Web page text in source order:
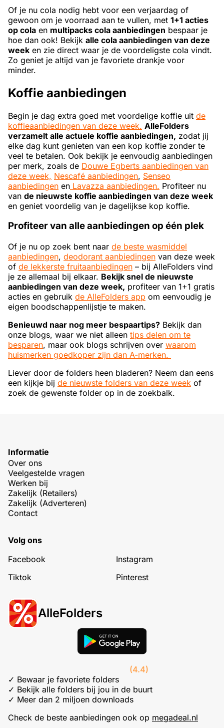
Of je nu cola nodig hebt voor een verjaardag of
gewoon om je voorraad aan te vullen, met 1+1 acties
op cola en multipacks cola aanbiedingen bespaar je
hoe dan ook! Bekijk alle cola aanbiedingen van deze
week en zie direct waar je de voordeligste cola vindt.
Zo geniet je altijd van je favoriete drankje voor
minder.
Koffie aanbiedingen
Begin je dag extra goed met voordelige koffie uit de
koffieaanbiedingen van deze week. AlleFolders
verzamelt alle actuele koffie aanbiedingen, zodat jij
elke dag kunt genieten van een kop koffie zonder te
veel te betalen. Ook bekijk je eenvoudig aanbiedingen
per merk, zoals de Douwe Egberts aanbiedingen van
deze week, Nescafé aanbiedingen, Senseo
aanbiedingen en Lavazza aanbiedingen. Profiteer nu
van de nieuwste koffie aanbiedingen van deze week
en geniet voordelig van je dagelijkse kop koffie.
Profiteer van alle aanbiedingen op één plek
Of je nu op zoek bent naar de beste wasmiddel
aanbiedingen, deodorant aanbiedingen van deze week
of de lekkerste fruitaanbiedingen – bij AlleFolders vind
je ze allemaal bij elkaar. Bekijk snel de nieuwste
aanbiedingen van deze week, profiteer van 1+1 gratis
acties en gebruik de AlleFolders app om eenvoudig je
eigen boodschappenlijstje te maken.
Benieuwd naar nog meer bespaartips? Bekijk dan
onze blogs, waar we niet alleen tips delen om te
besparen, maar ook blogs schrijven over waarom
huismerken goedkoper zijn dan A-merken.
Liever door de folders heen bladeren? Neem dan eens
een kijkje bij de nieuwste folders van deze week of
zoek de gewenste folder op in de zoekbalk.
Informatie
Over ons
Veelgestelde vragen
Werken bij
Zakelijk (Retailers)
Zakelijk (Adverteren)
Contact
Volg ons
Facebook
Instagram
Tiktok
Pinterest
AlleFolders
(4.4)
✓ Bewaar je favoriete folders
✓ Bekijk alle folders bij jou in de buurt
✓ Meer dan 2 miljoen downloads
Check de beste aanbiedingen ook op megadeal.nl